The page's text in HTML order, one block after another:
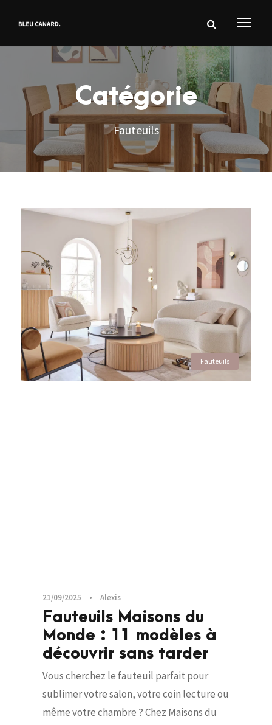
Catégorie
Fauteuils
Fauteuils
21/09/2025 • Alexis
Fauteuils Maisons du
Monde : 11 modèles à
découvrir sans tarder
Vous cherchez le fauteuil parfait pour
sublimer votre salon, votre coin lecture ou
même votre chambre ? Chez Maisons du